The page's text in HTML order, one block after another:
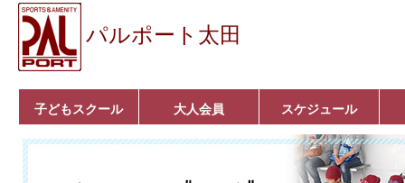
パルポート太田
子どもスクール
ベビーコース
幼児コース
小学生コース
育成コース
選手コース
キッズパーク(体操教
室)
クラシックバレエ
ボルダリング
■入会案内
大人会員
いきいきコース
トライアスロン
フィットネス
■入会案内
スケジュール